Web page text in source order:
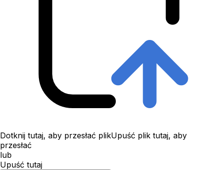
Dotknij tutaj, aby przesłać plikUpuść plik tutaj, aby
przesłać
lub
Upuść tutaj